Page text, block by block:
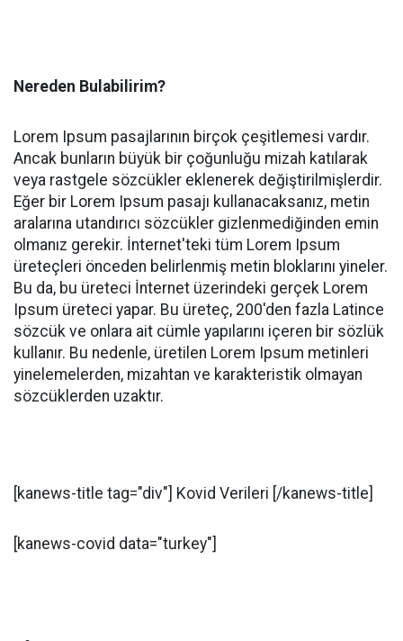
Nereden Bulabilirim?
Lorem Ipsum pasajlarının birçok çeşitlemesi vardır.
Ancak bunların büyük bir çoğunluğu mizah katılarak
veya rastgele sözcükler eklenerek değiştirilmişlerdir.
Eğer bir Lorem Ipsum pasajı kullanacaksanız, metin
aralarına utandırıcı sözcükler gizlenmediğinden emin
olmanız gerekir. İnternet'teki tüm Lorem Ipsum
üreteçleri önceden belirlenmiş metin bloklarını yineler.
Bu da, bu üreteci İnternet üzerindeki gerçek Lorem
Ipsum üreteci yapar. Bu üreteç, 200'den fazla Latince
sözcük ve onlara ait cümle yapılarını içeren bir sözlük
kullanır. Bu nedenle, üretilen Lorem Ipsum metinleri
yinelemelerden, mizahtan ve karakteristik olmayan
sözcüklerden uzaktır.
[kanews-title tag="div"] Kovid Verileri [/kanews-title]
[kanews-covid data="turkey"]